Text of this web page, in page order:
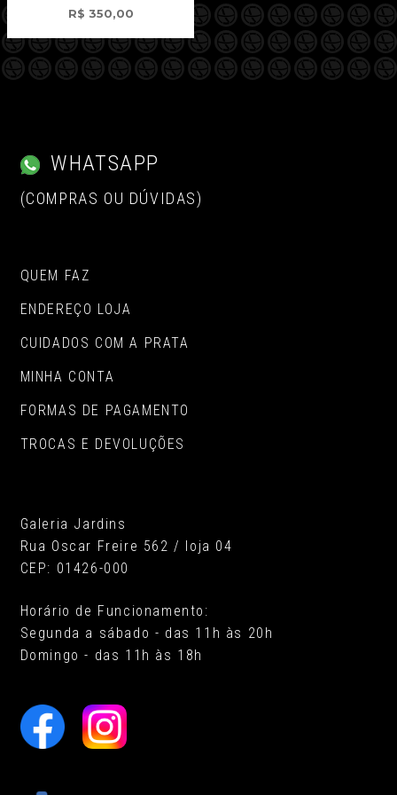
R$ 350,00
WHATSAPP
(COMPRAS OU DÚVIDAS)
QUEM FAZ
ENDEREÇO LOJA
CUIDADOS COM A PRATA
MINHA CONTA
FORMAS DE PAGAMENTO
TROCAS E DEVOLUÇÕES
Galeria Jardins
Rua Oscar Freire 562 / loja 04
CEP: 01426-000
Horário de Funcionamento:
Segunda a sábado - das 11h às 20h
Domingo - das 11h às 18h